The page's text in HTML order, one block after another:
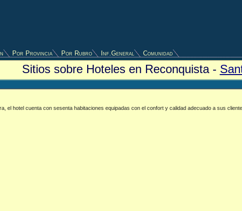
Por Provincia Por Rubro Inf.General Comunidad
Sitios sobre Hoteles en Reconquista -
el hotel cuenta con sesenta habitaciones equipadas con el confort y calidad adecuado a sus